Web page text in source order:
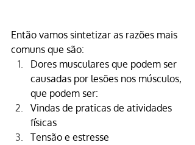
Então vamos sintetizar as razões mais
comuns que são:
Dores musculares que podem ser
causadas por lesões nos músculos,
que podem ser:
Vindas de praticas de atividades
físicas
Tensão e estresse